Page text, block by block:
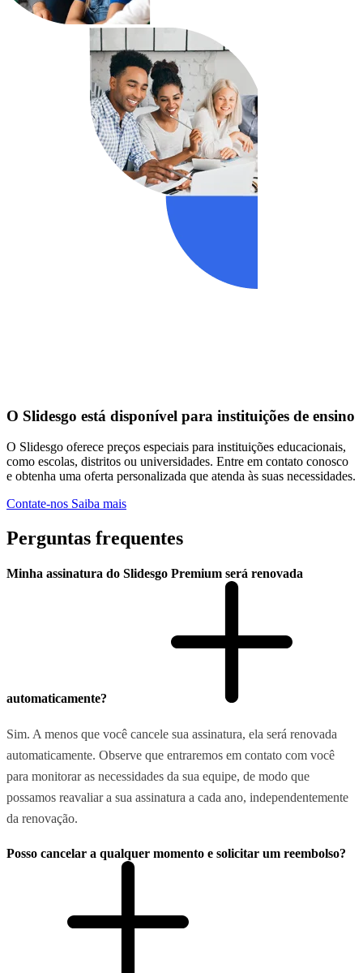
O Slidesgo está disponível para instituições de ensino
O Slidesgo oferece preços especiais para instituições educacionais,
como escolas, distritos ou universidades. Entre em contato conosco
e obtenha uma oferta personalizada que atenda às suas necessidades.
Contate-nos Saiba mais
Perguntas frequentes
Minha assinatura do Slidesgo Premium será renovada
automaticamente?
Sim. A menos que você cancele sua assinatura, ela será renovada
automaticamente. Observe que entraremos em contato com você
para monitorar as necessidades da sua equipe, de modo que
possamos reavaliar a sua assinatura a cada ano, independentemente
da renovação.
Posso cancelar a qualquer momento e solicitar um reembolso?